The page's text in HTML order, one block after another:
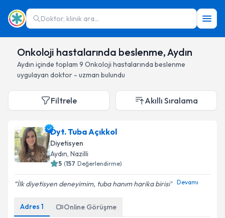
Doktor, klinik ara...
Onkoloji hastalarında beslenme, Aydın
Aydın içinde toplam 9 Onkoloji hastalarında beslenme
uygulayan doktor - uzman bulundu
Filtrele Akıllı Sıralama
Dyt. Tuba Açıkkol
Diyetisyen
Aydın, Nazilli
5 (157 Değerlendirme)
İlk diyetisyen deneyimim, tuba hanım harika birisi Devamı
Adres 1 Online Görüşme